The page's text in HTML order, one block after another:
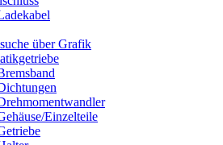
über Grafik
Einzelteile